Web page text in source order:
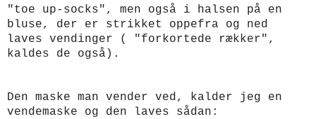
"toe up-socks", men også i halsen på en
bluse, der er strikket oppefra og ned
laves vendinger ( "forkortede rækker",
kaldes de også).
Den maske man vender ved, kalder jeg en
vendemaske og den laves sådan: